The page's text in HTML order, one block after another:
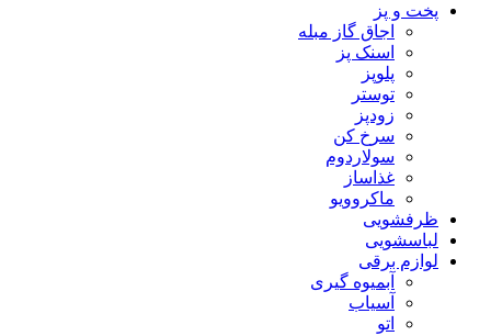
پخت و پز
اجاق گاز مبله
اسنک پز
پلوپز
توستر
زودپز
سرخ کن
سولاردوم
غذاساز
ماکروویو
ظرفشویی
لباسشویی
لوازم برقی
آبمیوه گیری
آسیاب
اتو